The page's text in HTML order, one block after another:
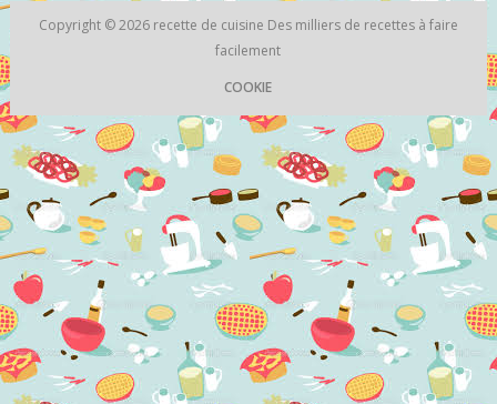
Copyright © 2026 recette de cuisine Des milliers de recettes à faire
facilement
COOKIE